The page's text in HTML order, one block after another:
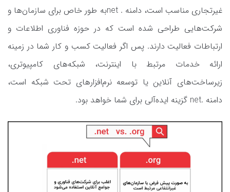
غیرتجاری مناسب است، دامنه . netبه طور خاص برای سازمان‌ها و
شرکت‌هایی طراحی شده است که در حوزه فناوری اطلاعات و
ارتباطات فعالیت دارند. پس اگر فعالیت کسب و کار شما در زمینه
ارائه خدمات مرتبط با اینترنت، شبکه‌های کامپیوتری،
زیرساخت‌های آنلاین یا توسعه نرم‌افزارهای تحت شبکه است،
دامنه .net گزینه‌ ایده‌آلی برای شما خواهد بود.